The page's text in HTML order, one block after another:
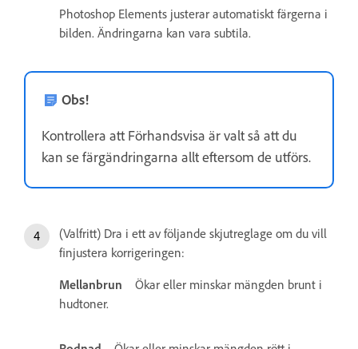
Photoshop Elements justerar automatiskt färgerna i
bilden. Ändringarna kan vara subtila.
Obs!
Kontrollera att Förhandsvisa är valt så att du
kan se färgändringarna allt eftersom de utförs.
(Valfritt) Dra i ett av följande skjutreglage om du vill
finjustera korrigeringen:
Mellanbrun
Ökar eller minskar mängden brunt i
hudtoner.